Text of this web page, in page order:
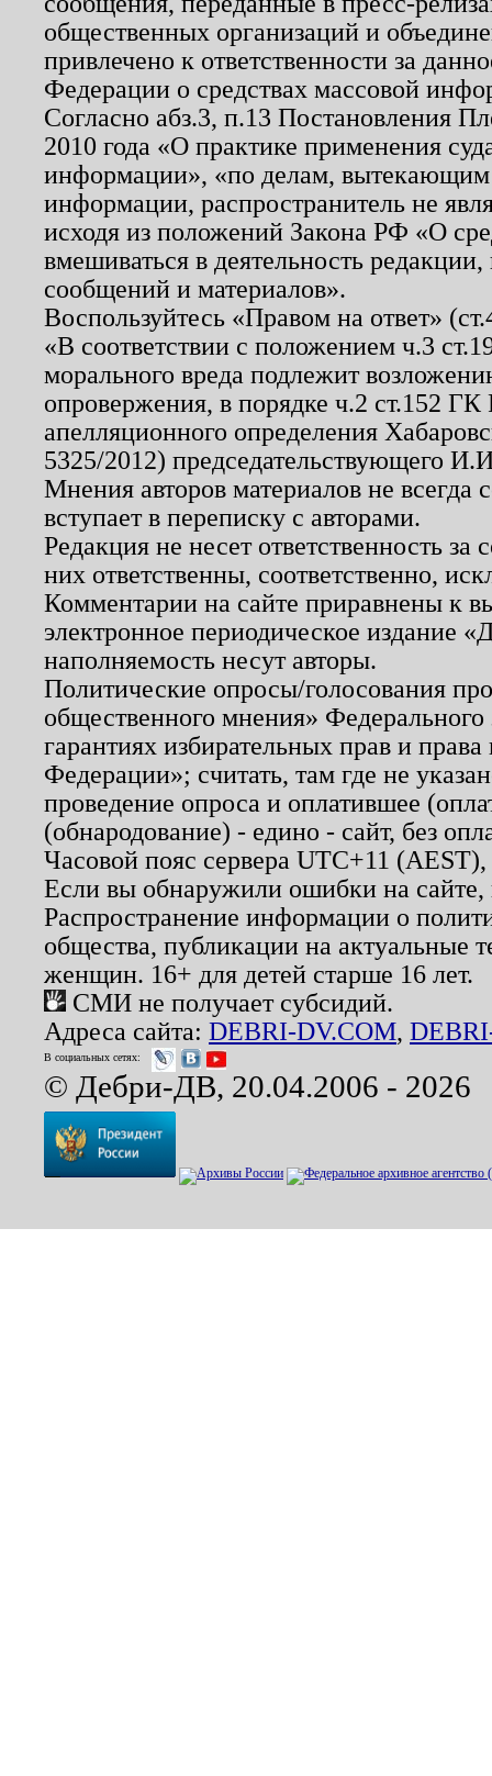
общественных организаций и
привлечено к ответственности за
Федерации о средствах массовой
Согласно абз.3, п.13 Постановления
2010 года «О практике применения
информации», «по делам, вытекающим
информации, распространитель не
исходя из положений Закона РФ «О
вмешиваться в деятельность
сообщений и материалов».
Воспользуйтесь «Правом на ответ»
«В соответствии с положением ч.3
морального вреда подлежит
опровержения, в порядке ч.2 ст.152
апелляционного определения
5325/2012) председательствующего
Мнения авторов материалов не
вступает в переписку с авторами.
Редакция не несет ответственность
них ответственны, соответственно,
Комментарии на сайте приравнены к
электронное периодическое издание
наполняемость несут авторы.
Политические опросы/голосования
общественного мнения»
гарантиях избирательных прав и
Федерации»; считать, там где не
проведение опроса и оплатившее
(обнародование) - едино - сайт, без
Часовой пояс сервера UTC+11
Если вы обнаружили ошибки на
Распространение информации о
общества, публикации на актуальные
женщин. 16+ для детей старше 16 лет.
СМИ не получает субсидий.
Адреса сайта: DEBRI-DV.COM,
В социальных сетях:
© Дебри-ДВ, 20.04.2006 - 2026